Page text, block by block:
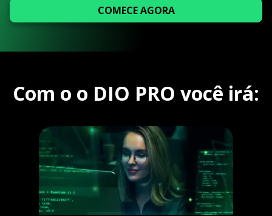
COMECE AGORA
Com o o DIO PRO você irá: